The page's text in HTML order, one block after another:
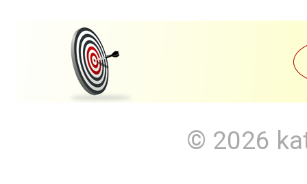
© 2026